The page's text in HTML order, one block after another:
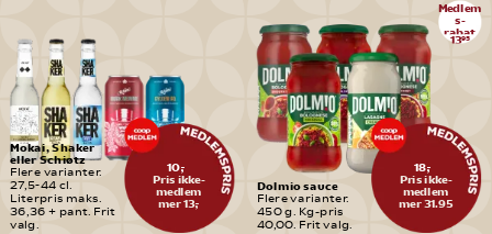
Medlem
s-
rabat
1395
18,-
Pris ikke-
medlem
mer 31.95
Dolmio sauce
Flere varianter.
450 g. Kg-pris
40,00. Frit valg.
10,-
Pris ikke-
medlem
mer 13,-
Mokai, Shaker
eller Schiøtz
Flere varianter.
27,5-44 cl.
Literpris maks.
36,36 + pant. Frit
valg.